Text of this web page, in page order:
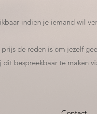
indien je iemand wil
de reden is om jezelf
dit bespreekbaar te maken